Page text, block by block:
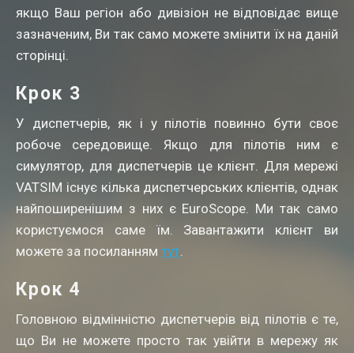
якщо Ваш регіон або дивізіон не відповідає вище
зазначеним, Ви так само можете змінити їх на даній
сторінці.
Крок 3
У диспетчерів, як і у пілотів повинно бути своє
робоче середовище. Якщо для пілотів ним є
симулятор, для диспетчерів це клієнт. Для мережі
VATSIM існує кілька диспетчерських клієнтів, однак
найпоширенішим з них є EuroScope. Ми так само
користуємося саме їм. Завантажити клієнт ви
можете за посиланням тут.
Крок 4
Головною відмінністю диспетчерів від пілотів є те,
що Ви не можете просто так увійти в мережу як